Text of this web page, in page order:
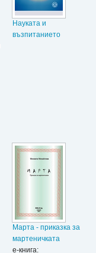
Науката и
възпитанието
Марта - приказка за
мартеничката
е-книга: